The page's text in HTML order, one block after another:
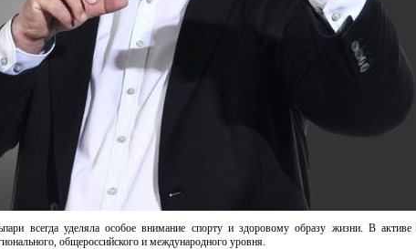
всегда уделяла особое внимание спорту и здоровому образу жизни. В активе
общероссийского и международного уровня.